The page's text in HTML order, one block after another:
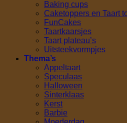
Baking cups
Caketoppers en Taart
FunCakes
Taartkaarsjes
Taart plateau’s
Uitsteekvormpjes
Thema’s
Appeltaart
Speculaas
Halloween
Sinterklaas
Kerst
Barbie